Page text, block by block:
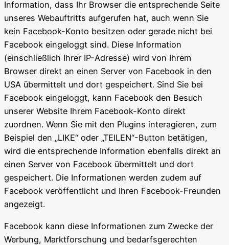
Information, dass Ihr Browser die entsprechende Seite
unseres Webauftritts aufgerufen hat, auch wenn Sie
kein Facebook-Konto besitzen oder gerade nicht bei
Facebook eingeloggt sind. Diese Information
(einschließlich Ihrer IP-Adresse) wird von Ihrem
Browser direkt an einen Server von Facebook in den
USA übermittelt und dort gespeichert. Sind Sie bei
Facebook eingeloggt, kann Facebook den Besuch
unserer Website Ihrem Facebook-Konto direkt
zuordnen. Wenn Sie mit den Plugins interagieren, zum
Beispiel den „LIKE“ oder „TEILEN“-Button betätigen,
wird die entsprechende Information ebenfalls direkt an
einen Server von Facebook übermittelt und dort
gespeichert. Die Informationen werden zudem auf
Facebook veröffentlicht und Ihren Facebook-Freunden
angezeigt.
Facebook kann diese Informationen zum Zwecke der
Werbung, Marktforschung und bedarfsgerechten